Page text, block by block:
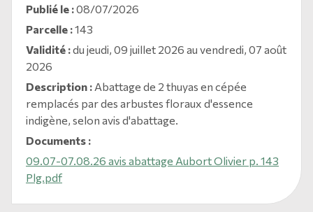
Publié le :08/07/2026
Parcelle :143
Validité :du jeudi, 09 juillet 2026 au vendredi, 07 août
2026
Description : Abattage de 2 thuyas en cépée
remplacés par des arbustes floraux d'essence
indigène, selon avis d'abattage.
Documents :
09.07-07.08.26 avis abattage Aubort Olivier p. 143
Plg.pdf